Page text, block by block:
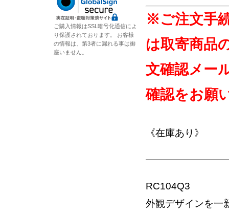
※ご注文手
は取寄商品
文確認メー
確認をお願
《在庫あり》
RC104Q3
外観デザインを一
ご購入情報はSSL暗号化通信によ
り保護されております。 お客様
の情報は、第3者に漏れる事は御
座いません。